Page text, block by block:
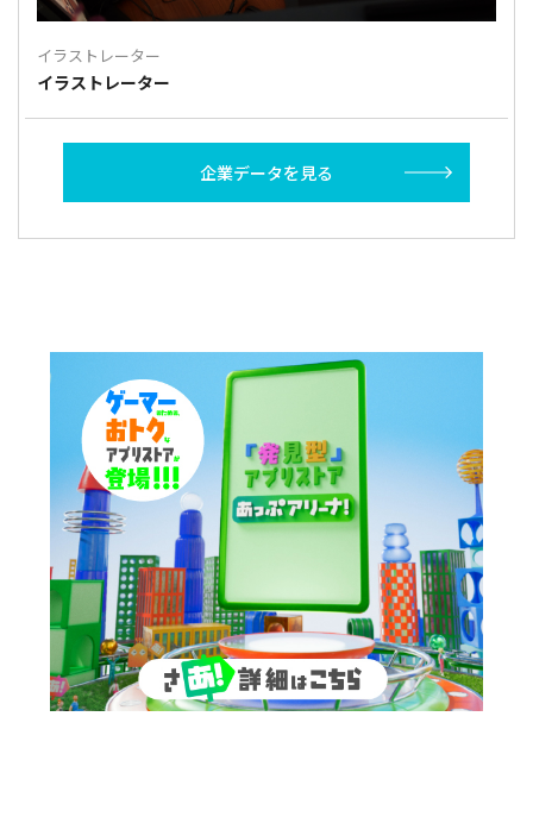
イラストレーター
イラストレーター
企業データを見る